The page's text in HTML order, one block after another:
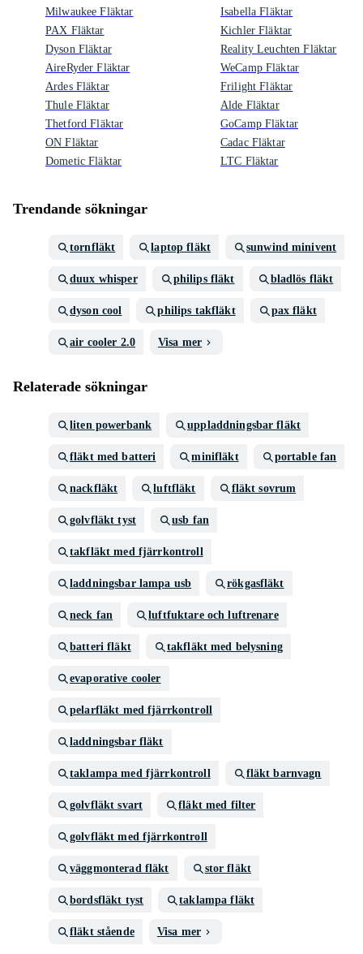
Milwaukee Fläktar
PAX Fläktar
Dyson Fläktar
AireRyder Fläktar
Ardes Fläktar
Thule Fläktar
Thetford Fläktar
ON Fläktar
Dometic Fläktar
Isabella Fläktar
Kichler Fläktar
Reality Leuchten Fläktar
WeCamp Fläktar
Frilight Fläktar
Alde Fläktar
GoCamp Fläktar
Cadac Fläktar
LTC Fläktar
Trendande sökningar
tornfläkt laptop fläkt sunwind minivent
duux whisper philips fläkt bladlös fläkt
dyson cool philips takfläkt pax fläkt
air cooler 2.0 Visa mer
Relaterade sökningar
liten powerbank uppladdningsbar fläkt
fläkt med batteri minifläkt portable fan
nackfläkt luftfläkt fläkt sovrum
golvfläkt tyst usb fan
takfläkt med fjärrkontroll
laddningsbar lampa usb rökgasfläkt
neck fan luftfuktare och luftrenare
batteri fläkt takfläkt med belysning
evaporative cooler
pelarfläkt med fjärrkontroll
laddningsbar fläkt
taklampa med fjärrkontroll fläkt barnvagn
golvfläkt svart fläkt med filter
golvfläkt med fjärrkontroll
väggmonterad fläkt stor fläkt
bordsfläkt tyst taklampa fläkt
fläkt stående Visa mer